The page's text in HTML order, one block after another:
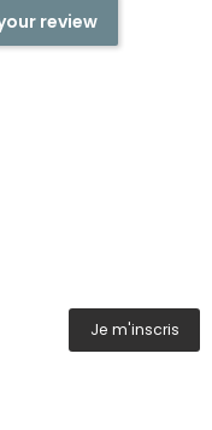
review
Je m'inscris